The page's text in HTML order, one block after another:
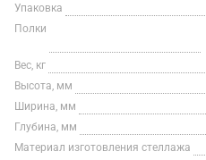
Упаковка
Полки
Вес, кг
Высота, мм
Ширина, мм
Глубина, мм
Материал изготовления стеллажа